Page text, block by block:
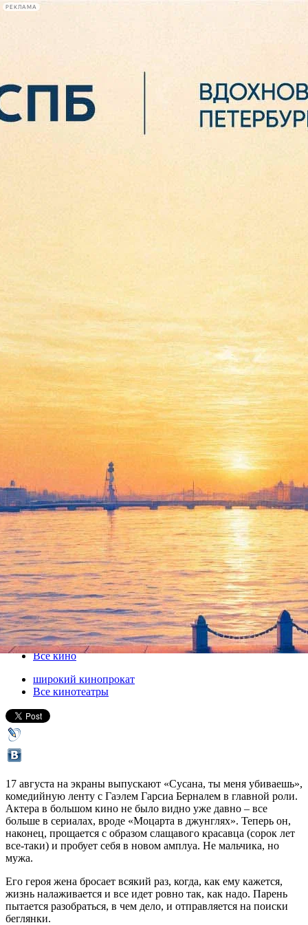
РЕКЛАМА
Сегодня:
2026.08.06
07:10
Гаэль Гарсиа Берналь
сыграет брошенного мужа
17 августа 2017, четверг-30 августа 2017, среда
Версия для печати
Все кино
широкий кинопрокат
Все кинотеатры
17 августа на экраны выпускают «Сусана, ты меня убиваешь»,
комедийную ленту с Гаэлем Гарсиа Берналем в главной роли.
Актера в большом кино не было видно уже давно – все
больше в сериалах, вроде «Моцарта в джунглях». Теперь он,
наконец, прощается с образом слащавого красавца (сорок лет
все-таки) и пробует себя в новом амплуа. Не мальчика, но
мужа.
Его героя жена бросает всякий раз, когда, как ему кажется,
жизнь налаживается и все идет ровно так, как надо. Парень
пытается разобраться, в чем дело, и отправляется на поиски
беглянки.